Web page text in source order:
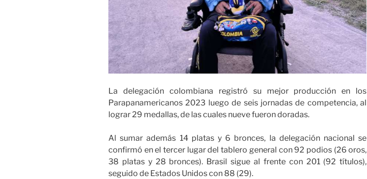
La delegación colombiana registró su mejor producción en los
Parapanamericanos 2023 luego de seis jornadas de competencia, al
lograr 29 medallas, de las cuales nueve fueron doradas.
Al sumar además 14 platas y 6 bronces, la delegación nacional se
confirmó en el tercer lugar del tablero general con 92 podios (26 oros,
38 platas y 28 bronces). Brasil sigue al frente con 201 (92 títulos),
seguido de Estados Unidos con 88 (29).